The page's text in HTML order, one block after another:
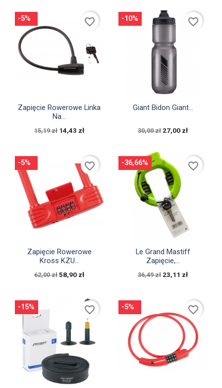
Szybki podgląd
Zapięcie Rowerowe Linka
Na...
15,19 zł 14,43 zł
-5% favorite_border
Szybki podgląd
Giant Bidon Giant...
30,00 zł 27,00 zł
-10% favorite_border
Szybki podgląd
Zapięcie Rowerowe
Kross KZU...
62,00 zł 58,90 zł
-5% favorite_border
 Szybki podgląd
Le Grand Mastiff
Zapięcie,...
36,49 zł 23,11 zł
-36,66% favorite_border
-15% favorite_border -5% favorite_border